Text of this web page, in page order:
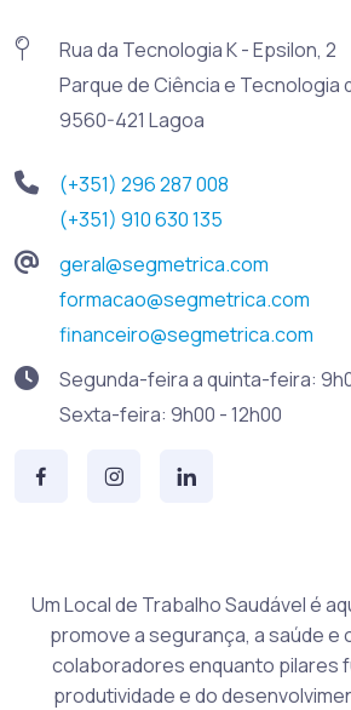
Rua da Tecnologia K - Epsilon, 2
Parque de Ciência e Tecnologia
9560-421 Lagoa
(+351) 296 287 008
(+351) 910 630 135
geral@segmetrica.com
formacao@segmetrica.com
financeiro@segmetrica.com
Segunda-feira a quinta-feira:
Sexta-feira: 9h00 - 12h00
Um Local de Trabalho Saudável é
promove a segurança, a saúde e
colaboradores enquanto pilares
produtividade e do